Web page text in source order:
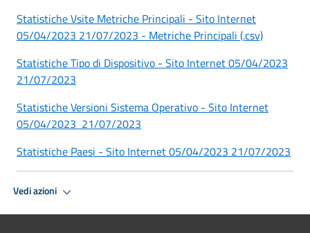
Statistiche Vsite Metriche Principali - Sito Internet
05/04/2023 21/07/2023 - Metriche Principali (.csv)
Statistiche Tipo di Dispositivo - Sito Internet 05/04/2023
21/07/2023
Statistiche Versioni Sistema Operativo - Sito Internet
05/04/2023 21/07/2023
Statistiche Paesi - Sito Internet 05/04/2023 21/07/2023
Vedi azioni